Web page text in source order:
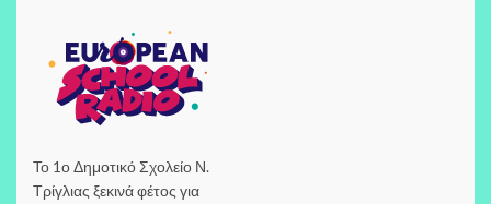
Το 1ο Δημοτικό Σχολείο Ν.
Τρίγλιας ξεκινά φέτος για